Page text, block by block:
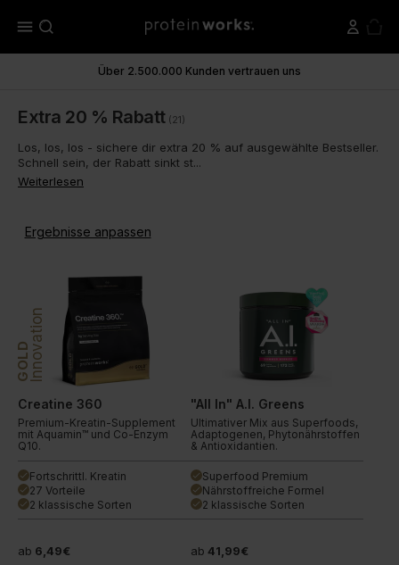
menu
Über 2.500.000 Kunden vertrauen uns
Extra 20 % Rabatt (21)
Los, los, los - sichere dir extra 20 % auf ausgewählte Bestseller.
Schnell sein, der Rabatt sinkt st...
Weiterlesen
Ergebnisse anpassen
GOLDInnovation
Creatine 360
Premium-Kreatin-Supplement
mit Aquamin™ und Co-Enzym
Q10.
done Fortschrittl. Kreatin
done 27 Vorteile
done 2 klassische Sorten
ab 6,49€
"All In" A.I. Greens
Ultimativer Mix aus Superfoods,
Adaptogenen, Phytonährstoffen
& Antioxidantien.
done Superfood Premium
done Nährstoffreiche Formel
done 2 klassische Sorten
ab 41,99€